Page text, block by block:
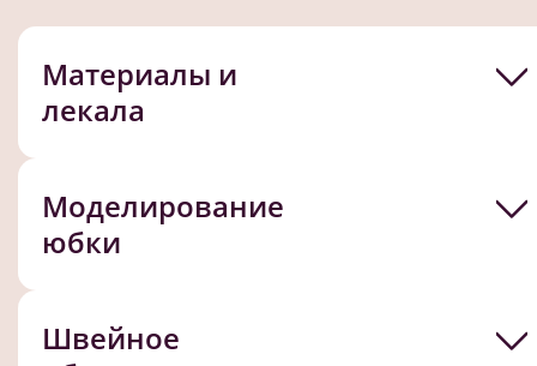
Материалы и
лекала
Моделирование
юбки
Швейное